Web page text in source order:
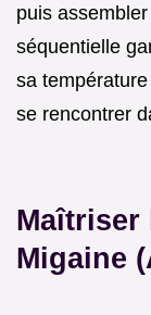
puis
séquentielle
sa
se rencontrer
Maîtriser
Migaine